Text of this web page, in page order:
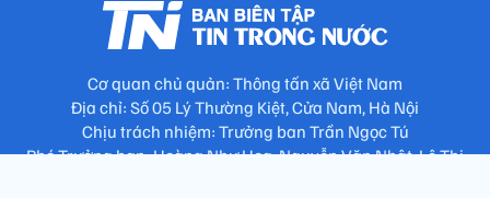
Cơ quan chủ quản: Thông tấn xã Việt Nam
Địa chỉ: Số 05 Lý Thường Kiệt, Cửa Nam, Hà Nội
Chịu trách nhiệm: Trưởng ban Trần Ngọc Tú
Phó Trưởng ban: Hoàng Như Hoa, Nguyễn Văn Nhật, Lê Thị